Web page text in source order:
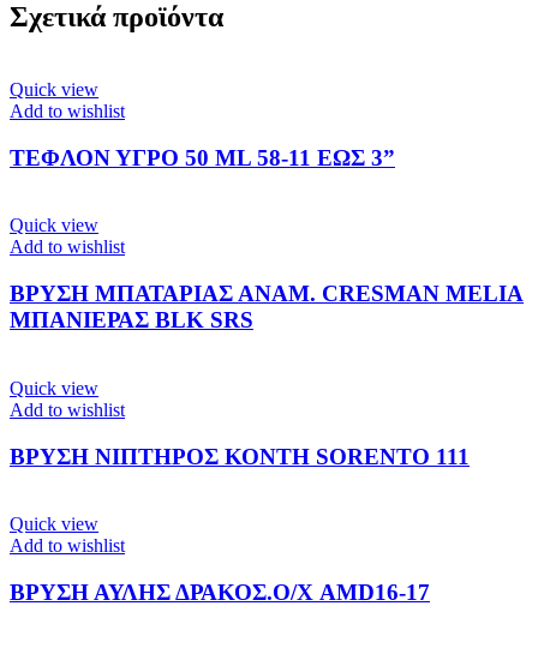
Σχετικά προϊόντα
Quick view
Add to wishlist
ΤΕΦΛΟΝ ΥΓΡΟ 50 ML 58-11 ΕΩΣ 3”
Quick view
Add to wishlist
ΒΡΥΣΗ ΜΠΑΤΑΡΙΑΣ ΑΝΑΜ. CRESMAN MELIA
ΜΠΑΝΙΕΡΑΣ BLK SRS
Quick view
Add to wishlist
ΒΡΥΣΗ ΝΙΠΤΗΡΟΣ ΚΟΝΤΗ SORENTO 111
Quick view
Add to wishlist
ΒΡΥΣΗ ΑΥΛΗΣ ΔΡΑΚΟΣ.Ο/Χ AMD16-17